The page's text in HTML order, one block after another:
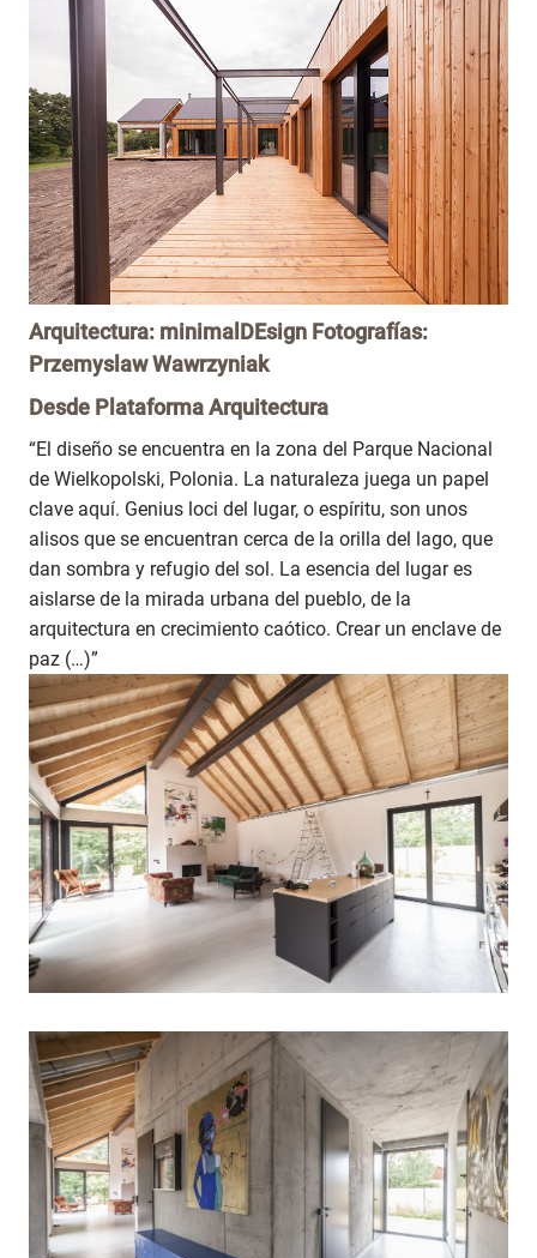
Arquitectura: minimalDEsign Fotografías:
Przemyslaw Wawrzyniak
Desde Plataforma Arquitectura
“El diseño se encuentra en la zona del Parque Nacional
de Wielkopolski, Polonia. La naturaleza juega un papel
clave aquí. Genius loci del lugar, o espíritu, son unos
alisos que se encuentran cerca de la orilla del lago, que
dan sombra y refugio del sol. La esencia del lugar es
aislarse de la mirada urbana del pueblo, de la
arquitectura en crecimiento caótico. Crear un enclave de
paz (…)”